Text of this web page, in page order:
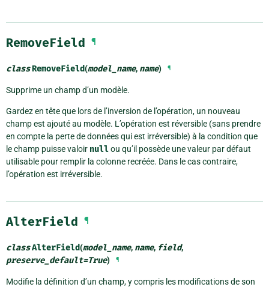
RemoveField ¶
classRemoveField(model_name, name) ¶
Supprime un champ d’un modèle.
Gardez en tête que lors de l’inversion de l’opération, un nouveau
champ est ajouté au modèle. L’opération est réversible (sans prendre
en compte la perte de données qui est irréversible) à la condition que
le champ puisse valoir nullou qu’il possède une valeur par défaut
utilisable pour remplir la colonne recréée. Dans le cas contraire,
l’opération est irréversible.
AlterField ¶
classAlterField(model_name, name, field,
preserve_default=True) ¶
Modifie la définition d’un champ, y compris les modifications de son